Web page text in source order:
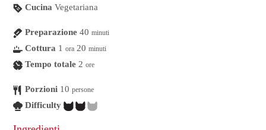
Cucina Vegetariana
Preparazione 40 minuti
Cottura 1 ora 20 minuti
Tempo totale 2 ore
Porzioni 10 persone
Difficulty